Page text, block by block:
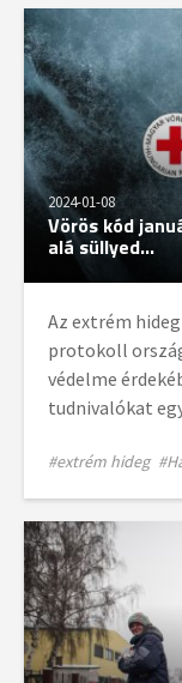
2024-01-08
Vörös kód
alá süllyed...
Az extrém
protokoll
védelme
tudnivalókat
#extrém hideg